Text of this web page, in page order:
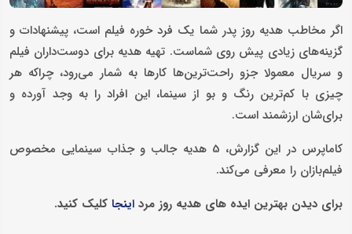
اگر مخاطب هدیه روز پدر شما یک فرد خوره فیلم است، پیشنهادات و
گزینه‌های زیادی پیش روی شماست. تهیه هدیه برای دوست‌داران فیلم
و سریال‌ معمولا جزو راحت‌ترین‌ها کارها به شمار می‌رود، چراکه هر
چیزی با کم‌ترین رنگ و بو از سینما، این افراد را به وجد آورده و
برای‌شان ارزشمند است.
کاماپرس در این گزارش، 5 هدیه جالب و جذاب سینمایی مخصوص
فیلم‌بازان را معرفی می‌کند.
برای دیدن بهترین ایده های هدیه روز مرد اینجا کلیک کنید.